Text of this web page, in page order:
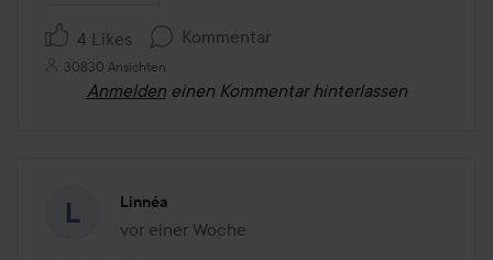
4 Likes Kommentar
30830 Ansichten
Anmelden einen Kommentar hinterlassen
Linnéa
vor einer Woche
Der Beitrag wurde vor einer Woche erstellt